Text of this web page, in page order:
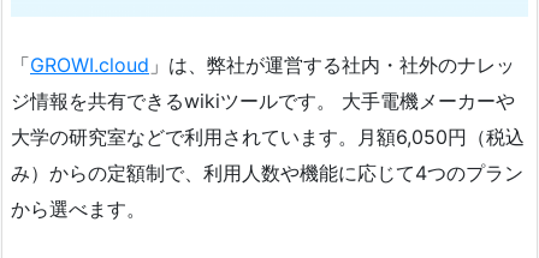
「GROWI.cloud 」は、弊社が運営する社内・社外のナレッ
ジ情報を共有できるwikiツールです。 大手電機メーカーや
大学の研究室などで利用されています。月額6,050円（税込
み）からの定額制で、利用人数や機能に応じて4つのプラン
から選べます。